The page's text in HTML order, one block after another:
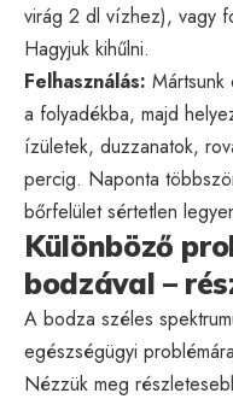
virág 2 dl vízhez), vagy
Hagyjuk kihűlni.
Felhasználás:
a folyadékba, majd
ízületek, duzzanatok,
percig. Naponta
bőrfelület sértetlen
Különböző
bodzával –
A bodza széles
egészségügyi
Nézzük meg